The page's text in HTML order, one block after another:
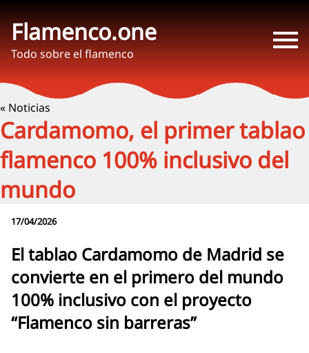
Flamenco.one
Todo sobre el flamenco
« Noticias
Cardamomo, el primer tablao
flamenco 100% inclusivo del
mundo
17/04/2026
El tablao Cardamomo de Madrid se
convierte en el primero del mundo
100% inclusivo con el proyecto
“Flamenco sin barreras”